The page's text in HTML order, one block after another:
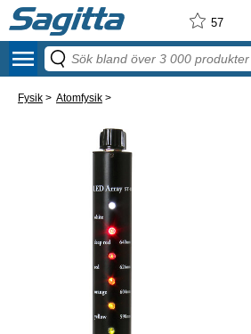
57
menu
Fysik > Atomfysik >